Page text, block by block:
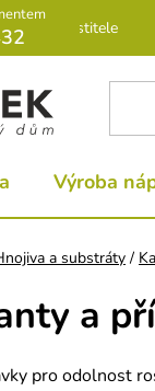
pro pěstitele
Výroba
a substráty /
a
pro odolnost